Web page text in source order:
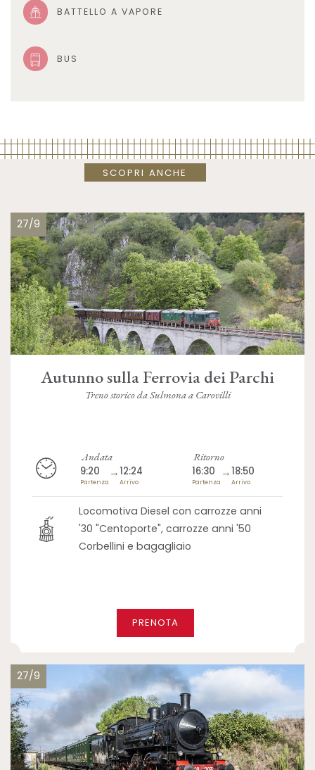
BATTELLO A VAPORE
BUS
SCOPRI ANCHE
27/9
Autunno sulla Ferrovia dei Parchi
Treno storico da Sulmona a Carovilli
Andata
9:20
Partenza
→12:24
Arrivo
Ritorno
16:30
Partenza
→18:50
Arrivo
Locomotiva Diesel con carrozze anni
'30 "Centoporte", carrozze anni '50
Corbellini e bagagliaio
PRENOTA
27/9